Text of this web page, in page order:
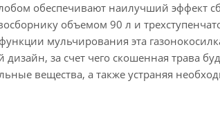
обеспечивают наилучший эффект
объемом 90 л и
мульчирования эта
за счет чего скошенная трава
вещества, а также устраняя